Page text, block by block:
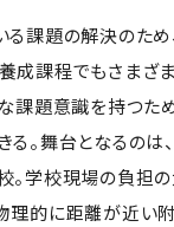
る課題の解決のた
成課程でもさまざ
な課題意識を持つた
る。舞台となるのは
。学校現場の負担
理的に距離が近い